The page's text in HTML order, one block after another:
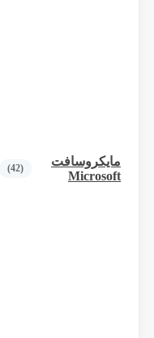
مایکروسافت
Microsoft
(42)